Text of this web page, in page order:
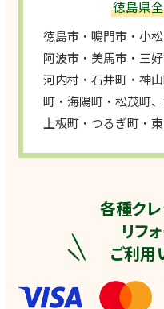
徳島県
徳島市・鳴門市・小
阿波市・美馬市・三
河内村・石井町・神
町・海陽町・松茂町
上板町・つるぎ町・
各種クレ
リフ
ご利用